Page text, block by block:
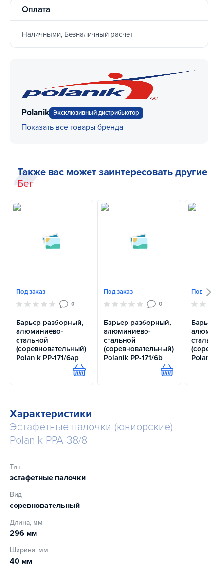
Оплата
Наличными, Безналичный расчет
Polanik Эксклюзивный дистрибьютор
Показать все товары бренда
Также вас может заинтересовать другие
Бег
Под заказ
0
Барьер разборный,
алюминиево-
стальной
(соревновательный)
Polanik PP-171/6aр
Купить
Под заказ
0
Барьер разборный,
алюминиево-
стальной
(соревновательный)
Polanik PP-171/6b
Купить
Под
Polanik
Характеристики
Эстафетные палочки (юниорские)
Polanik PPA-38/8
Тип
эстафетные палочки
Вид
соревновательный
Длина, мм
296 мм
Ширина, мм
40 мм